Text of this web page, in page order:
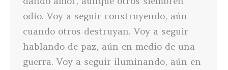
odio. Voy a seguir construyendo, aún
cuando otros destruyan. Voy a seguir
hablando de paz, aún en medio de una
guerra. Voy a seguir iluminando, aún en